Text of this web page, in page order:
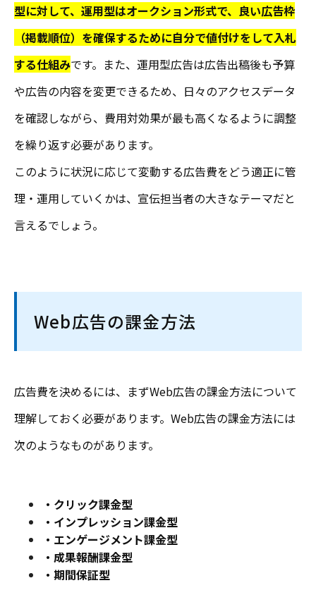
型に対して、運用型はオークション形式で、良い広告枠
（掲載順位）を確保するために自分で値付けをして入札
する仕組みです。また、運用型広告は広告出稿後も予算
や広告の内容を変更できるため、日々のアクセスデータ
を確認しながら、費用対効果が最も高くなるように調整
を繰り返す必要があります。
このように状況に応じて変動する広告費をどう適正に管
理・運用していくかは、宣伝担当者の大きなテーマだと
言えるでしょう。
Web広告の課金方法
広告費を決めるには、まずWeb広告の課金方法について
理解しておく必要があります。Web広告の課金方法には
次のようなものがあります。
・クリック課金型
・インプレッション課金型
・エンゲージメント課金型
・成果報酬課金型
・期間保証型